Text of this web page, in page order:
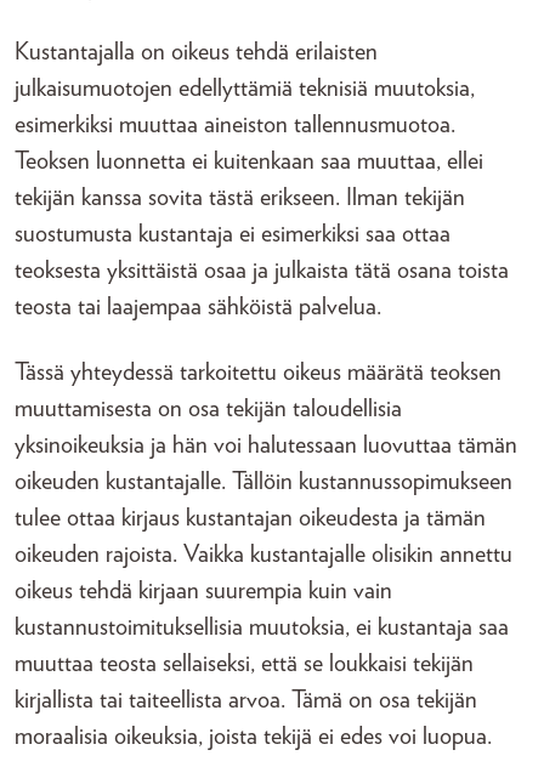
Kustantajalla on oikeus tehdä erilaisten
julkaisumuotojen edellyttämiä teknisiä muutoksia,
esimerkiksi muuttaa aineiston tallennusmuotoa.
Teoksen luonnetta ei kuitenkaan saa muuttaa, ellei
tekijän kanssa sovita tästä erikseen. Ilman tekijän
suostumusta kustantaja ei esimerkiksi saa ottaa
teoksesta yksittäistä osaa ja julkaista tätä osana toista
teosta tai laajempaa sähköistä palvelua.
Tässä yhteydessä tarkoitettu oikeus määrätä teoksen
muuttamisesta on osa tekijän taloudellisia
yksinoikeuksia ja hän voi halutessaan luovuttaa tämän
oikeuden kustantajalle. Tällöin kustannussopimukseen
tulee ottaa kirjaus kustantajan oikeudesta ja tämän
oikeuden rajoista. Vaikka kustantajalle olisikin annettu
oikeus tehdä kirjaan suurempia kuin vain
kustannustoimituksellisia muutoksia, ei kustantaja saa
muuttaa teosta sellaiseksi, että se loukkaisi tekijän
kirjallista tai taiteellista arvoa. Tämä on osa tekijän
moraalisia oikeuksia, joista tekijä ei edes voi luopua.